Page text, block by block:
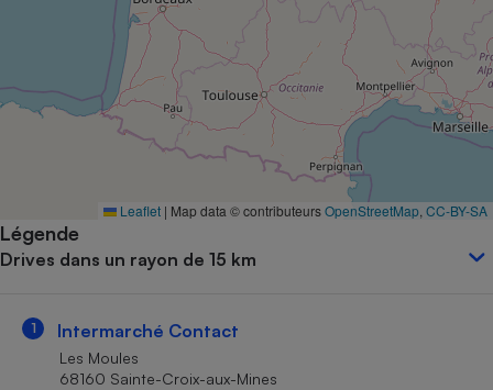
Leaflet | Map data © contributeursOpenStreetMap CC-BY-SA
Légende
Drives dans un rayon de 15 km
1 Intermarché Contact
Les Moules
68160 Sainte-Croix-aux-Mines
Complément
alimentaire
Assurance emprunteur
Banque
Petit électroménager -
Matelas
Mutuelle